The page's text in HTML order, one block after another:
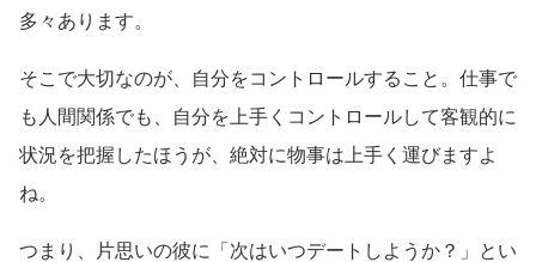
多々あります。
そこで大切なのが、自分をコントロールすること。仕事で
も人間関係でも、自分を上手くコントロールして客観的に
状況を把握したほうが、絶対に物事は上手く運びますよ
ね。
つまり、片思いの彼に「次はいつデートしようか？」とい